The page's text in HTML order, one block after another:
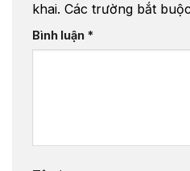
khai. Các trường bắt
Bình luận *